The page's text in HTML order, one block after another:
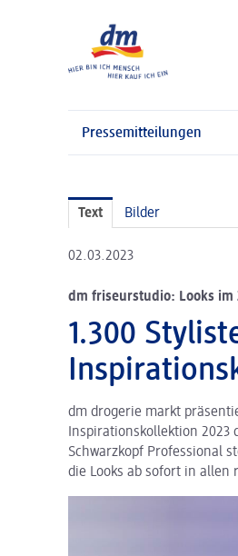
Pressemitteilungen
Text Bilder
02.03.2023
dm friseurstudio: Looks im
1.300
dm drogerie markt
Inspirationskollektion
Schwarzkopf Professional
die Looks ab sofort in allen